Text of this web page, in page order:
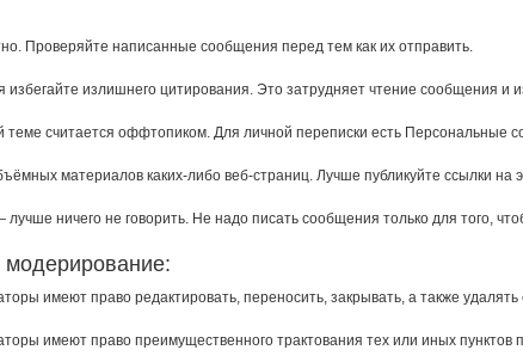
Проверяйте написанные сообщения перед тем как их отправить.
излишнего цитирования. Это затрудняет чтение сообщения и
теме считается оффтопиком. Для личной переписки есть Персональные
материалов каких-либо веб-страниц. Лучше публикуйте ссылки на
лучше ничего не говорить. Не надо писать сообщения только для того,
имеют право редактировать, переносить, закрывать, а также
имеют право преимущественного трактования тех или иных пунктов